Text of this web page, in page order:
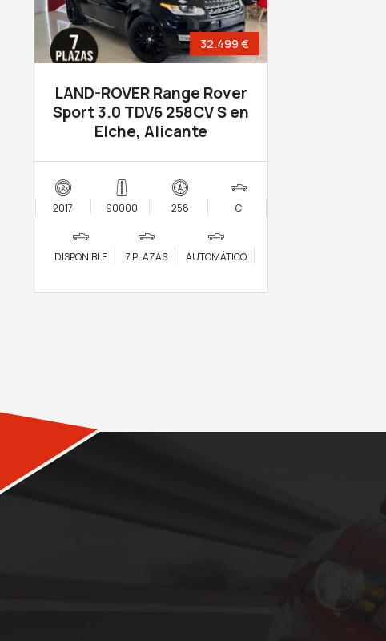
32.499 €
LAND-ROVER Range Rover
Sport 3.0 TDV6 258CV S en
Elche, Alicante
2017 90000 258 C
DISPONIBLE 7 PLAZAS AUTOMÁTICO